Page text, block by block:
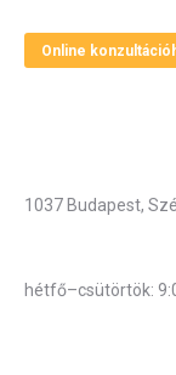
Online
1037 Budapest,
hétfő–csütörtök: